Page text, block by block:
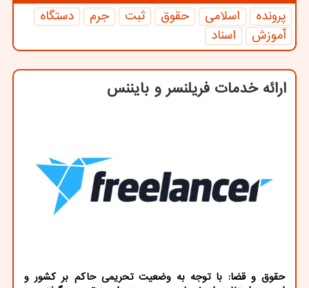
پرونده اسلامی حقوق ثبت جرم
دستگاه
آموزش
اسناد
ارائه خدمات فریلنسر و بایننس
حقوق و قضا: با توجه به وضعیت تحریمی حاكم بر كشور و